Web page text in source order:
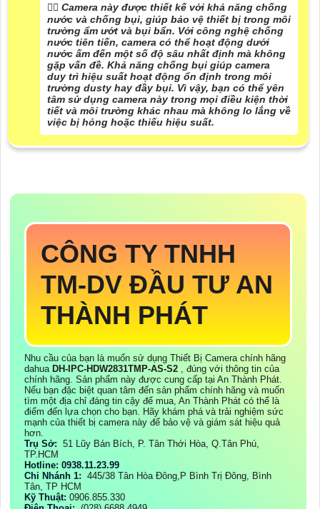
🙆‍♀️ Camera này được thiết kế với khả năng chống
nước và chống bụi, giúp bảo vệ thiết bị trong môi
trường ẩm ướt và bụi bẩn. Với công nghệ chống
nước tiên tiến, camera có thể hoạt động dưới
nước ấm đến một số độ sâu nhất định mà không
gặp vấn đề. Khả năng chống bụi giúp camera
duy trì hiệu suất hoạt động ổn định trong môi
trường dusty hay đầy bụi. Vì vậy, bạn có thể yên
tâm sử dụng camera này trong mọi điều kiện thời
tiết và môi trường khác nhau mà không lo lắng về
việc bị hỏng hoặc thiếu hiệu suất.
CÔNG TY TNHH
TM-DV ĐẦU TƯ AN
THÀNH PHÁT
Nhu cầu của bạn là muốn sử dụng Thiết Bị Camera chính hãng
dahua DH-IPC-HDW2831TMP-AS-S2
, đúng với thông tin của
chính hãng. Sản phẩm này được cung cấp tại An Thành Phát.
Nếu bạn đặc biệt quan tâm đến sản phẩm chính hãng và muốn
tìm một địa chỉ đáng tin cậy để mua, An Thành Phát có thể là
điểm đến lựa chọn cho bạn. Hãy khám phá và trải nghiệm sức
mạnh của thiết bị camera này để bảo vệ và giám sát hiệu quả
hơn.
Trụ Sở: 51 Lũy Bán Bích, P. Tân Thới Hòa, Q.Tân Phú,
TP.HCM
Hotline: 0938.11.23.99
Chi Nhánh 1: 445/38 Tân Hòa Đông,P Bình Trị Đông, Bình
Tân, TP HCM
Kỹ Thuật: 0906.855.330